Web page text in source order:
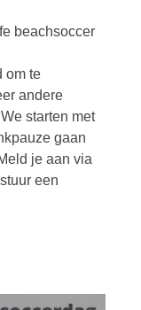
beachsoccer
om te
andere
starten met
gaan
je aan via
een